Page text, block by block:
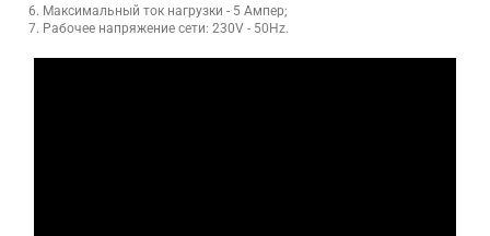
Максимальный ток нагрузки - 5 Ампер;
Рабочее напряжение сети: 230V - 50Hz.